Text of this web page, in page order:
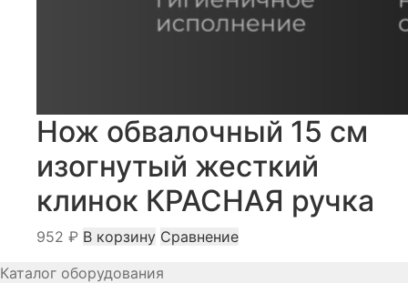
Нож обвалочный 15 см
изогнутый жесткий
клинок КРАСНАЯ ручка
952 ₽ В корзину Сравнение
Каталог оборудования